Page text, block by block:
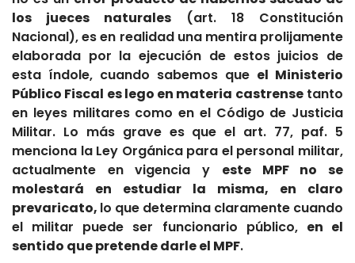
los jueces naturales
(art. 18 Constitución
Nacional), es en realidad una mentira prolijamente
elaborada por la ejecución de estos juicios de
esta índole, cuando sabemos que el Ministerio
Público Fiscal es lego en materia castrensetanto
en leyes militares como en el Código de Justicia
Militar. Lo más grave es que el art. 77, paf. 5
menciona la Ley Orgánica para el personal militar,
actualmente en vigencia y este MPF no se
molestará en estudiar la misma, en claro
prevaricato, lo que determina claramente cuando
el militar puede ser funcionario público, en el
sentido que pretende darle el MPF.